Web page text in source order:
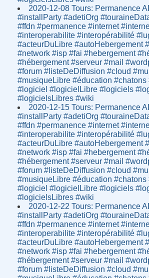
2020-12-08 Tours: Permanence
#installParty #adetiOrg
#ffdn #permanence #internet
#interoperabilite #interopérabilité
#acteurDuLibre #autoHebergement
#network #isp #fai #hebergement
#hébergement #serveur #mail
#forum #listeDeDiffusion #cloud
#musiqueLibre #éducation #chatons
#logiciel #logicielLibre #logiciels
#logicielsLibres #wiki
2020-12-15 Tours: Permanence
#installParty #adetiOrg
#ffdn #permanence #internet
#interoperabilite #interopérabilité
#acteurDuLibre #autoHebergement
#network #isp #fai #hebergement
#hébergement #serveur #mail
#forum #listeDeDiffusion #cloud
#musiqueLibre #éducation #chatons
#logiciel #logicielLibre #logiciels
#logicielsLibres #wiki
2020-12-22 Tours: Permanence
#installParty #adetiOrg
#ffdn #permanence #internet
#interoperabilite #interopérabilité
#acteurDuLibre #autoHebergement
#network #isp #fai #hebergement
#hébergement #serveur #mail
#forum #listeDeDiffusion #cloud